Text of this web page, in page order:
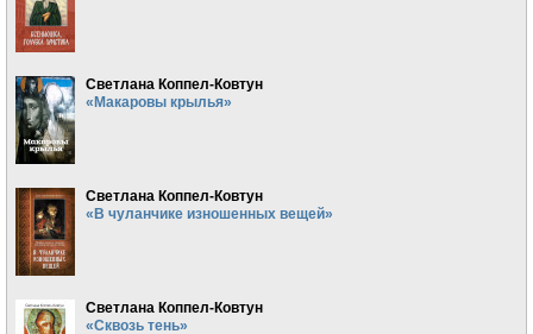
Светлана Коппел-Ковтун
«Макаровы крылья»
Светлана Коппел-Ковтун
«В чуланчике изношенных вещей»
Светлана Коппел-Ковтун
«Сквозь тень»